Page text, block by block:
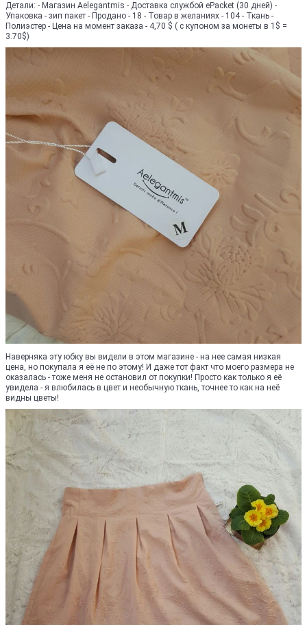
Детали: - Магазин Aelegantmis - Доставка службой ePacket (30 дней) -
Упаковка - зип пакет - Продано - 18 - Товар в желаниях - 104 - Ткань -
Полиэстер - Цена на момент заказа - 4,70 $ ( с купоном за монеты в 1$ =
3.70$)
Наверняка эту юбку вы видели в этом магазине - на нее самая низкая
цена, но покупала я её не по этому! И даже тот факт что моего размера не
оказалась - тоже меня не остановил от покупки! Просто как только я её
увидела - я влюбилась в цвет и необычную ткань, точнее то как на неё
видны цветы!